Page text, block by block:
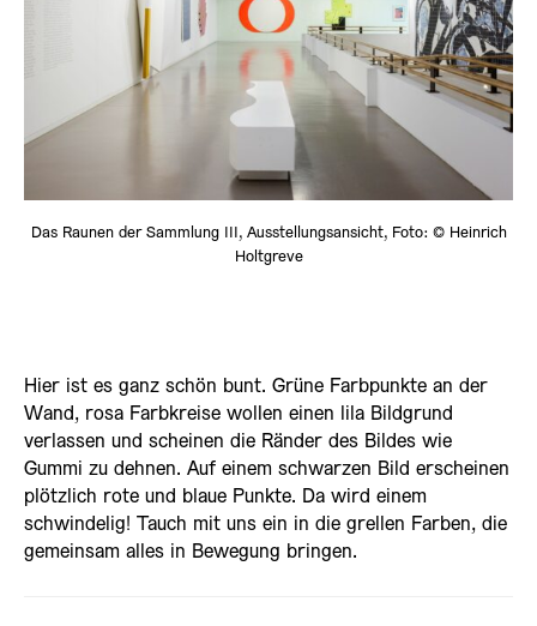
Das Raunen der Sammlung III, Ausstellungsansicht, Foto: © Heinrich
Holtgreve
Hier ist es ganz schön bunt. Grüne Farbpunkte an der
Wand, rosa Farbkreise wollen einen lila Bildgrund
verlassen und scheinen die Ränder des Bildes wie
Gummi zu dehnen. Auf einem schwarzen Bild erscheinen
plötzlich rote und blaue Punkte. Da wird einem
schwindelig! Tauch mit uns ein in die grellen Farben, die
gemeinsam alles in Bewegung bringen.